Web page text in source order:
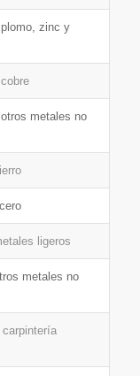
zinc y
metales no
ligeros
metales no